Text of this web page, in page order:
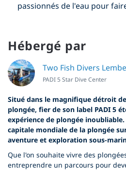
passionnés de l'eau pour
Hébergé par
Two Fish Divers
PADI 5 Star Dive Center
Situé dans le magnifique détroit
plongée, fier de son label PADI 5
expérience de plongée
capitale mondiale de la plongée
aventure et exploration sous-
Que l'on souhaite vivre des
entreprendre un parcours pour